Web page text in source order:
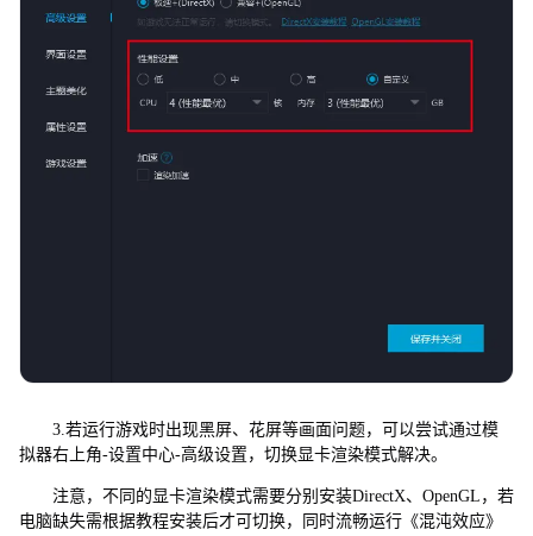
3.若运行游戏时出现黑屏、花屏等画面问题，可以尝试通过模
拟器右上角-设置中心-高级设置，切换显卡渲染模式解决。
注意，不同的显卡渲染模式需要分别安装DirectX、OpenGL，若
电脑缺失需根据教程安装后才可切换，同时流畅运行《混沌效应》